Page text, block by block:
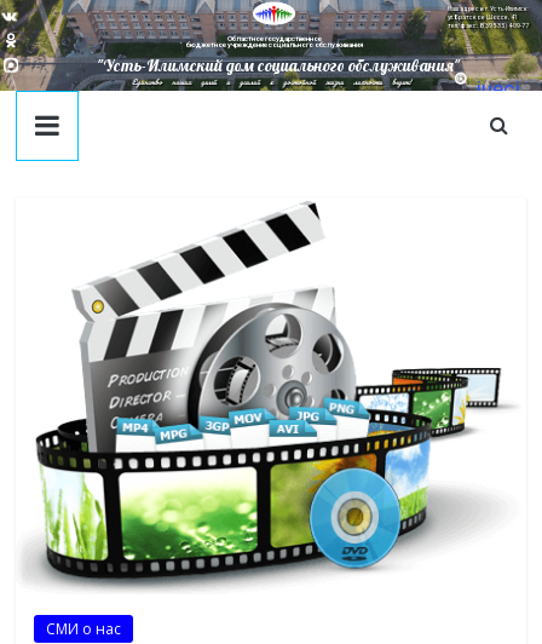
Областное государственное
бюджетное учреждение социального обслуживания
juecj
@mail
"Усть-Илимский дом социального обслуживания"
Наш адрес в г. Усть-Илимск:
ул. Братское Шоссе, 41
тел/факс: 8(395-35) 4-09-77
Единство наших целей и усилий к достойной жизни личности ведет!
СМИ о нас